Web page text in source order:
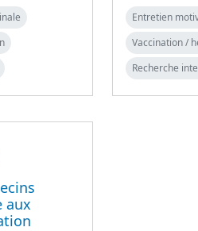
Entretien
Vaccination /
Recherche
aux